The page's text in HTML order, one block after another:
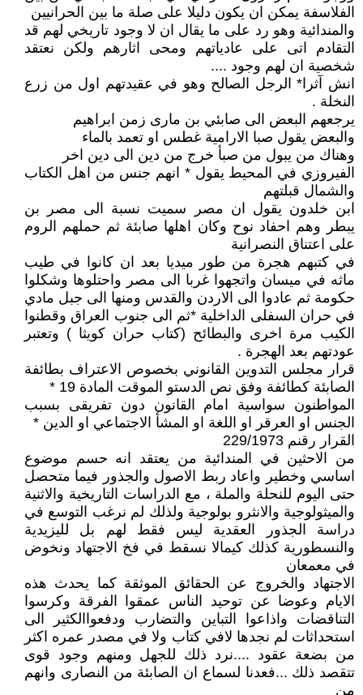
الفلاسفة يمكن ان يكون دليلا على صلة ما بين الحرانيين
والمندائية وهو رد على ما يقال ان لا وجود تاريخي لهم قد
التقادم اتى على عادياتهم ومحى اثارهم ولكن نعتقد
شخصية ان لهم وجود ....
انش آثرا* الرجل الصالح وهو في عقيدتهم اول من زرع
النخلة .
يرجعهم البعض الى صابئي بن مارى زمن ابراهيم
والبعض يقول صبا الارامية غطس او تعمد بالماء
وهناك من يبول من صبأ خرج من دين الى دين اخر
الفيروزي في المحيط يقول * انهم جنس من اهل الكتاب
والشمال قبلتهم
ابن خلدون يقول ان مصر سميت نسبة الى مصر بن
يبطر وهم احفاد نوح وكان اهلها صابئة ثم حملهم الروم
على اعتناق النصرانية
في كتبهم هجرة من طور ميديا بعد ان كانوا في طيب
ماثه في ميسان واتجهوا غربا الى مصر واحتلوها وشكلوا
حكومة ثم عادوا الى الاردن والقدس ومنها الى جبل مادي
في حران السفلى الداخلية *ثم الى جنوب العراق وقطنوا
الكيب مرة اخرى والبطائح (كتاب حران كويثا ) وتعتبر
عودتهم بعد الهجرة .
قرار مجلس التدوين القانوني بخصوص الاعتراف بطائفة
الصابئة كطائفة وفق نص الدستو الموقت المادة 19 *
المواطنون سواسية امام القانون دون تفريقى بسبب
الجنس او العرقر او اللغة او المشأ الاجتماعي او الدين *
القرار رقنم 229/1973
من الاحثين في المندائية من يعتقد انه حسم موضوع
اساسي وخطير واعاد ربط الاصول والجذور فيما متحصل
حتى اليوم للنحلة والملة ، مع الدراسات التاريخية والاثنية
والميثولوجية والانثرو بولوجية ولذلك لم نرغب التوسع في
دراسة الجذور العقدية ليس فقط لهم بل لليزيدية
والنسطورية كذلك كيمالا نسقط في فخ الاجتهاد ونخوض
في معمعان
الاجتهاد والخروج عن الحقائق الموثقة كما يحدث هذه
الايام وعوضا عن توحيد الناس عمقوا الفرقة وكرسوا
التناقضات واذاعوا التباين والتضارب ودفعواالكثير الى
استحداثات لم نجدها لافي كتاب ولا في مصدر عمره اكثر
من بضعة عقود ....نرد ذلك للجهل ومنهم وجود قوى
تتقصد ذلك ...فعدنا لسماع ان الصابئة من النصارى وانهم
من